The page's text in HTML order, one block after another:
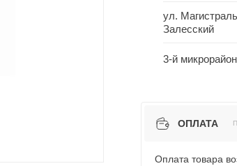
ул.
Залесский
3-й
ОПЛАТА
Оплата товара